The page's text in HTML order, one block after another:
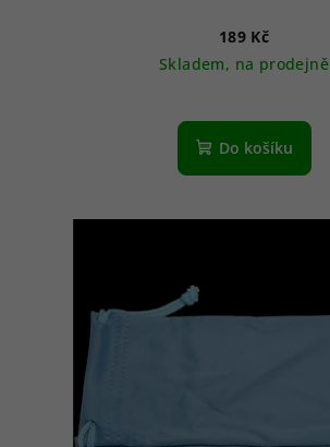
189 Kč
Skladem, na prodejně
Do košíku